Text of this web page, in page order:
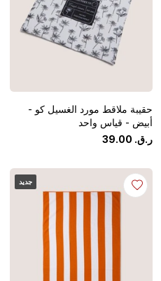
حقيبة ملاقط مورد الغسيل كو -
أبيض - قياس واحد
ر.ق.
39.00
جديد